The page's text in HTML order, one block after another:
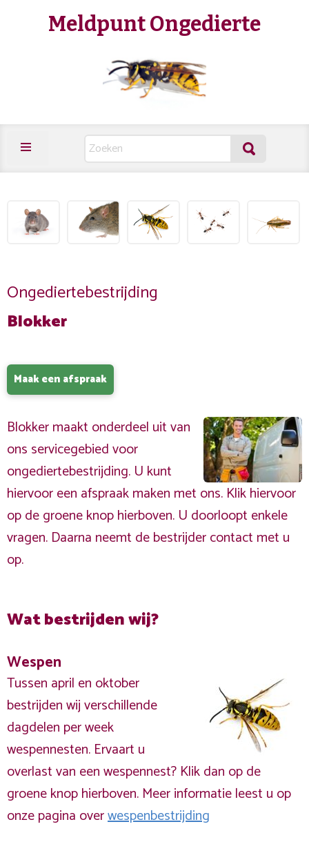
Meldpunt Ongedierte
Ongediertebestrijding
Blokker
Maak een afspraak
Blokker maakt onderdeel uit van
ons servicegebied voor
ongediertebestrijding. U kunt
hiervoor een afspraak maken met ons. Klik hiervoor
op de groene knop hierboven. U doorloopt enkele
vragen. Daarna neemt de bestrijder contact met u
op.
Wat bestrijden wij?
Wespen
Tussen april en oktober
bestrijden wij verschillende
dagdelen per week
wespennesten. Ervaart u
overlast van een wespennest? Klik dan op de
groene knop hierboven. Meer informatie leest u op
onze pagina overwespenbestrijding